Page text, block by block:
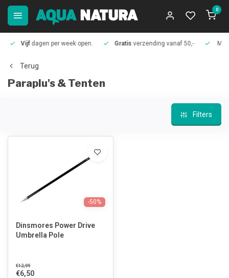
0
Vijfdagen per week open. Gratisverzending vanaf 50,-
Terug
Paraplu's & Tenten
Filters
-50%
Dinsmores Power Drive
Umbrella Pole
€12,99
€6,50